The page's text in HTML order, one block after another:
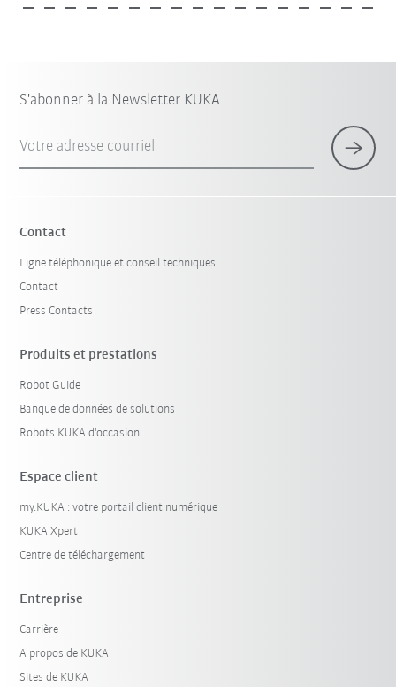
S'abonner à la Newsletter KUKA
Votre adresse courriel
Contact
Ligne téléphonique et conseil techniques
Contact
Press Contacts
Produits et prestations
Robot Guide
Banque de données de solutions
Robots KUKA d'occasion
Espace client
my.KUKA : votre portail client numérique
KUKA Xpert
Centre de téléchargement
Entreprise
Carrière
A propos de KUKA
Sites de KUKA